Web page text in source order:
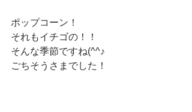
ポップコーン！
それもイチゴの！！
そんな季節ですね(^^♪
ごちそうさまでした！